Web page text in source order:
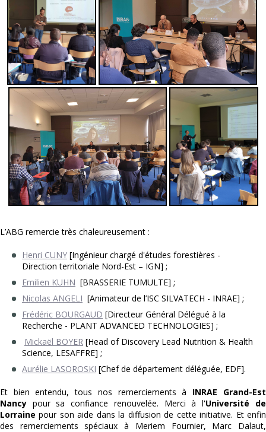
L’ABG remercie très chaleureusement :
Henri CUNY [Ingénieur chargé d'études forestières -
Direction territoriale Nord-Est – IGN] ;
Emilien KUHN [BRASSERIE TUMULTE] ;
Nicolas ANGELI [Animateur de l’ISC SILVATECH - INRAE] ;
Frédéric BOURGAUD [Directeur Général Délégué à la
Recherche - PLANT ADVANCED TECHNOLOGIES] ;
Mickaël BOYER [Head of Discovery Lead Nutrition & Health
Science, LESAFFRE] ;
Aurélie LASOROSKI [Chef de département déléguée, EDF].
Et bien entendu, tous nos remerciements à INRAE Grand-Est
Nancy pour sa confiance renouvelée. Merci à l'Université de
Lorraine pour son aide dans la diffusion de cette initiative. Et enfin
des remerciements spéciaux à Meriem Fournier, Marc Dalaut,